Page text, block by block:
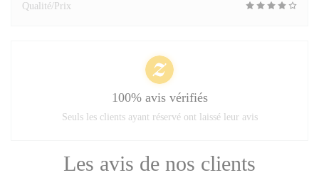
Les avis de nos clients
Qualité/Prix
100% avis vérifiés
Seuls les clients ayant réservé ont laissé leur avis